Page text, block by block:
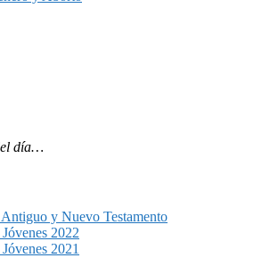
día…
y Nuevo Testamento
2022
2021